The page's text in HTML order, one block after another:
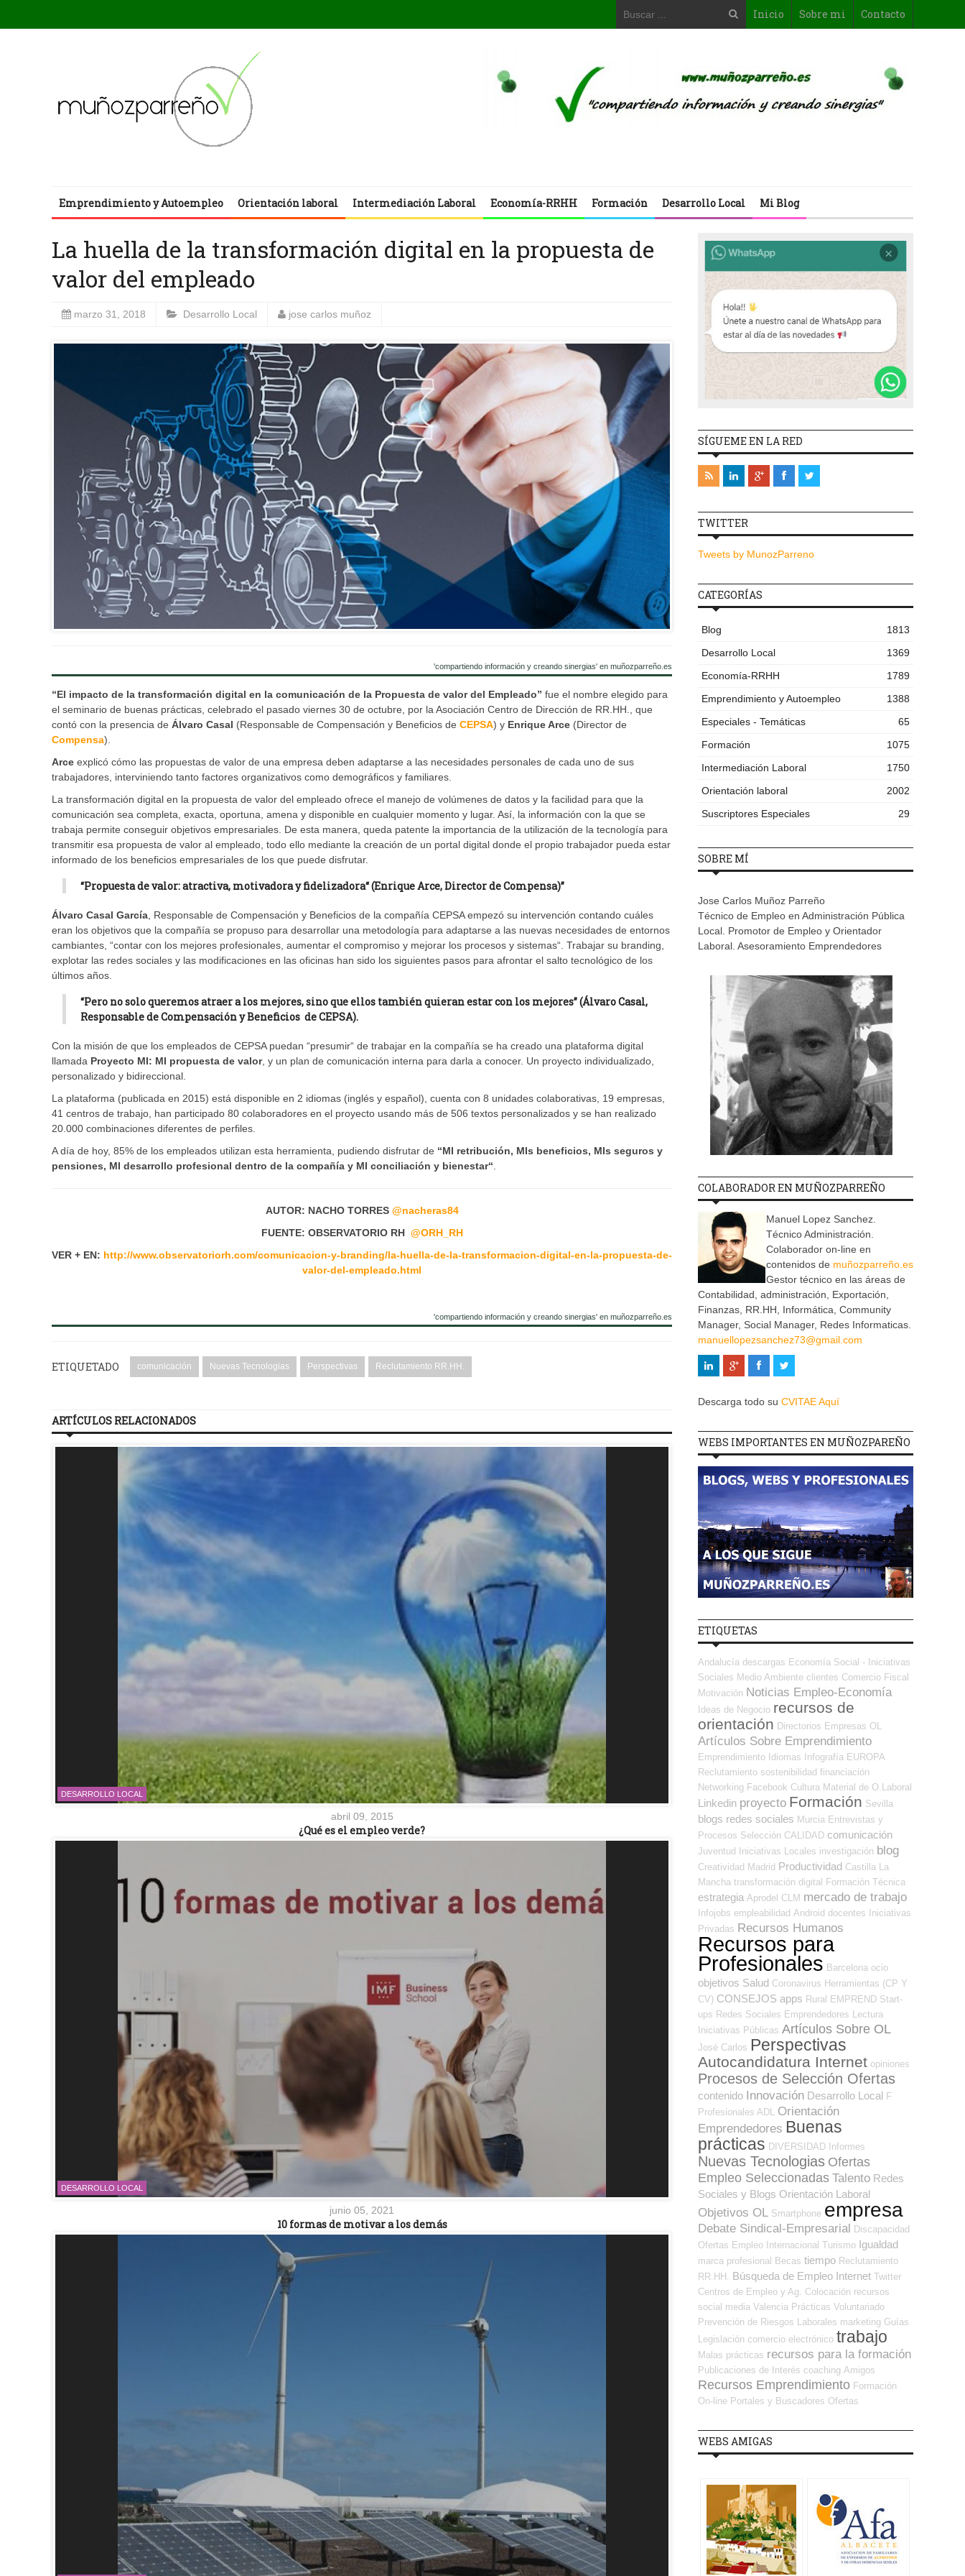
Inicio Sobre mi Contacto
Emprendimiento y Autoempleo Orientación laboral Intermediación Laboral Economía-RRHH Formación Desarrollo Local Mi Blog
La huella de la transformación digital en la propuesta de
valor del empleado
marzo 31, 2018 Desarrollo Local jose carlos muñoz
'compartiendo información y creando sinergias' en muñozparreño.es
“El impacto de la transformación digital en la comunicación de la Propuesta de valor del Empleado” fue el nombre elegido para
el seminario de buenas prácticas, celebrado el pasado viernes 30 de octubre, por la Asociación Centro de Dirección de RR.HH., que
contó con la presencia de Álvaro Casal (Responsable de Compensación y Beneficios de CEPSA) y Enrique Arce (Director de
Compensa).
Arce explicó cómo las propuestas de valor de una empresa deben adaptarse a las necesidades personales de cada uno de sus
trabajadores, interviniendo tanto factores organizativos como demográficos y familiares.
La transformación digital en la propuesta de valor del empleado ofrece el manejo de volúmenes de datos y la facilidad para que la
comunicación sea completa, exacta, oportuna, amena y disponible en cualquier momento y lugar. Así, la información con la que se
trabaja permite conseguir objetivos empresariales. De esta manera, queda patente la importancia de la utilización de la tecnología para
transmitir esa propuesta de valor al empleado, todo ello mediante la creación de un portal digital donde el propio trabajador pueda estar
informado de los beneficios empresariales de los que puede disfrutar.
“Propuesta de valor: atractiva, motivadora y fidelizadora“ (Enrique Arce, Director de Compensa)”
Álvaro Casal García, Responsable de Compensación y Beneficios de la compañía CEPSA empezó su intervención contando cuáles
eran los objetivos que la compañía se propuso para desarrollar una metodología para adaptarse a las nuevas necesidades de entornos
cambiantes, “contar con los mejores profesionales, aumentar el compromiso y mejorar los procesos y sistemas“. Trabajar su branding,
explotar las redes sociales y las modificaciones en las oficinas han sido los siguientes pasos para afrontar el salto tecnológico de los
últimos años.
“Pero no solo queremos atraer a los mejores, sino que ellos también quieran estar con los mejores” (Álvaro Casal,
Responsable de Compensación y Beneficios de CEPSA).
Con la misión de que los empleados de CEPSA puedan “presumir“ de trabajar en la compañía se ha creado una plataforma digital
llamada Proyecto MI: MI propuesta de valor, y un plan de comunicación interna para darla a conocer. Un proyecto individualizado,
personalizado y bidireccional.
La plataforma (publicada en 2015) está disponible en 2 idiomas (inglés y español), cuenta con 8 unidades colaborativas, 19 empresas,
41 centros de trabajo, han participado 80 colaboradores en el proyecto usando más de 506 textos personalizados y se han realizado
20.000 combinaciones diferentes de perfiles.
A día de hoy, 85% de los empleados utilizan esta herramienta, pudiendo disfrutar de “MI retribución, MIs beneficios, MIs seguros y
pensiones, MI desarrollo profesional dentro de la compañía y MI conciliación y bienestar“.
AUTOR: NACHO TORRES @nacheras84
FUENTE: OBSERVATORIO RH @ORH_RH
VER + EN: http://www.observatoriorh.com/comunicacion-y-branding/la-huella-de-la-transformacion-digital-en-la-propuesta-de-
valor-del-empleado.html
'compartiendo información y creando sinergias' en muñozparreño.es
ETIQUETADO comunicación Nuevas Tecnologias Perspectivas Reclutamiento RR.HH.
ARTÍCULOS RELACIONADOS
DESARROLLO LOCAL
abril 09, 2015
¿Qué es el empleo verde?
DESARROLLO LOCAL
junio 05, 2021
10 formas de motivar a los demás
SÍGUEME EN LA RED
TWITTER
Tweets by MunozParreno
CATEGORÍAS
Blog
1813
Desarrollo Local
1369
Economía-RRHH
1789
Emprendimiento y Autoempleo
1388
Especiales - Temáticas
65
Formación
1075
Intermediación Laboral
1750
Orientación laboral
2002
Suscriptores Especiales
29
SOBRE MÍ
Jose Carlos Muñoz Parreño
Técnico de Empleo en Administración Pública
Local. Promotor de Empleo y Orientador
Laboral. Asesoramiento Emprendedores
COLABORADOR EN MUÑOZPARREÑO
Manuel Lopez Sanchez.
Técnico Administración.
Colaborador on-line en
contenidos de muñozparreño.es
Gestor técnico en las áreas de
Contabilidad, administración, Exportación,
Finanzas, RR.HH, Informática, Community
Manager, Social Manager, Redes Informaticas.
manuellopezsanchez73@gmail.com
Descarga todo su CVITAE Aquí
WEBS IMPORTANTES EN MUÑOZPAREÑO
ETIQUETAS
Andalucía descargas Economía Social - Iniciativas
Sociales Medio Ambiente clientes Comercio Fiscal
Motivación Noticias Empleo-Economía
Ideas de Negocio recursos de
orientación Directorios Empresas OL
Artículos Sobre Emprendimiento
Emprendimiento Idiomas Infografía EUROPA
Reclutamiento sostenibilidad financiación
Networking Facebook Cultura Material de O.Laboral
Linkedin proyecto Formación Sevilla
blogs redes sociales Murcia Entrevistas y
Procesos Selección CALIDAD comunicación
Juventud Iniciativas Locales investigación blog
Creatividad Madrid Productividad Castilla La
Mancha transformación digital Formación Técnica
estrategia Aprodel CLM mercado de trabajo
Infojobs empleabilidad Android docentes
Iniciativas
Privadas Recursos Humanos
Recursos para
Profesionales Barcelona ocio
objetivos Salud Coronavirus Herramientas (CP Y
CV) CONSEJOS apps Rural EMPREND Start-
ups Redes Sociales Emprendedores
Lectura
Iniciativas Públicas Artículos Sobre OL
José Carlos Perspectivas
Autocandidatura Internet opiniones
Procesos de Selección Ofertas
contenido Innovación Desarrollo Local F
Profesionales ADL
Orientación
Emprendedores Buenas
prácticas DIVERSIDAD Informes
Nuevas Tecnologias Ofertas
Empleo Seleccionadas Talento Redes
Sociales y Blogs Orientación Laboral
Objetivos OL Smartphone empresa
Debate Sindical-Empresarial Discapacidad
Ofertas Empleo Internacional Turismo Igualdad
marca profesional Becas tiempo Reclutamiento
RR.HH.
Búsqueda de Empleo Internet Twitter
Centros de Empleo y Ag. Colocación recursos
social media Valencia Prácticas Voluntariado
Prevención de Riesgos Laborales marketing Guías
Legislación comercio electrónico trabajo
Malas prácticas recursos para la formación
Publicaciones de Interés coaching Amigos
Recursos Emprendimiento Formación
On-line Portales y Buscadores Ofertas
WEBS AMIGAS